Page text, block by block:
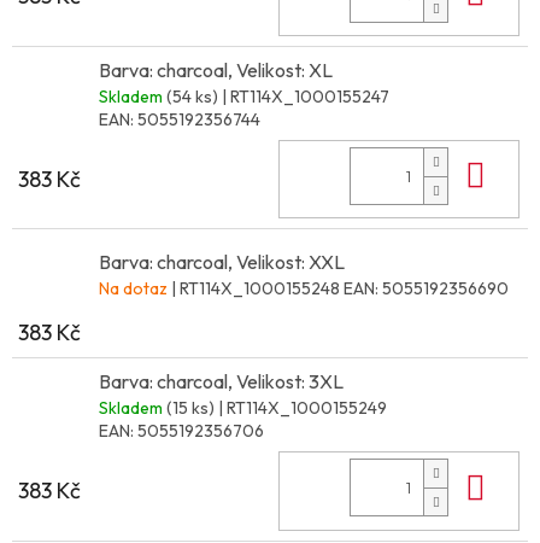
Barva: charcoal, Velikost: XL
Skladem (54 ks) | RT114X_1000155247
EAN: 5055192356744
383 Kč
Barva: charcoal, Velikost: XXL
Na dotaz | RT114X_1000155248 EAN: 5055192356690
383 Kč
Barva: charcoal, Velikost: 3XL
Skladem (15 ks) | RT114X_1000155249
EAN: 5055192356706
383 Kč